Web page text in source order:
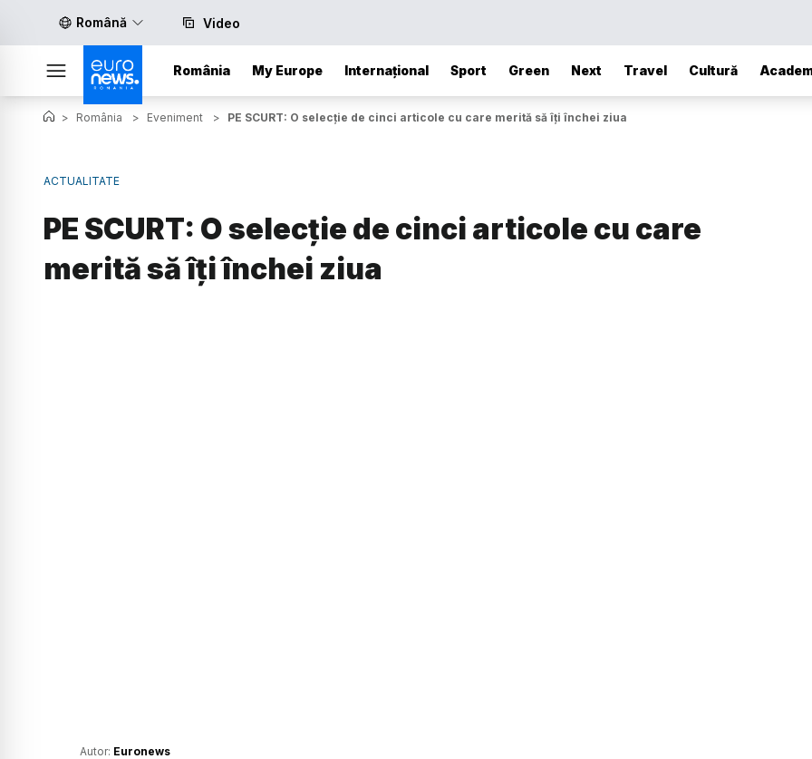
Română Video
România My Europe Internațional Sport Green Next Travel Cultură
> România > Eveniment > PE SCURT: O selecție de cinci articole cu care merită să îți închei ziua
ACTUALITATE
PE SCURT: O selecție de cinci articole cu care
merită să îți închei ziua
Autor: Euronews